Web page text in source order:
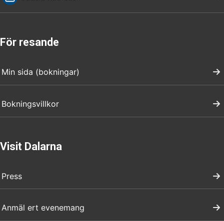
För resande
Min sida (bokningar)
Bokningsvillkor
Visit Dalarna
Press
Anmäl ert evenemang